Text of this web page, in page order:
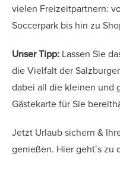
vielen Freizeitpartnern:
Soccerpark bis hin zu
Unser Tipp: Lassen Sie
die Vielfalt der
dabei all die kleinen und
Gästekarte für Sie
Jetzt Urlaub sichern &
genießen. Hiergeht´s zu